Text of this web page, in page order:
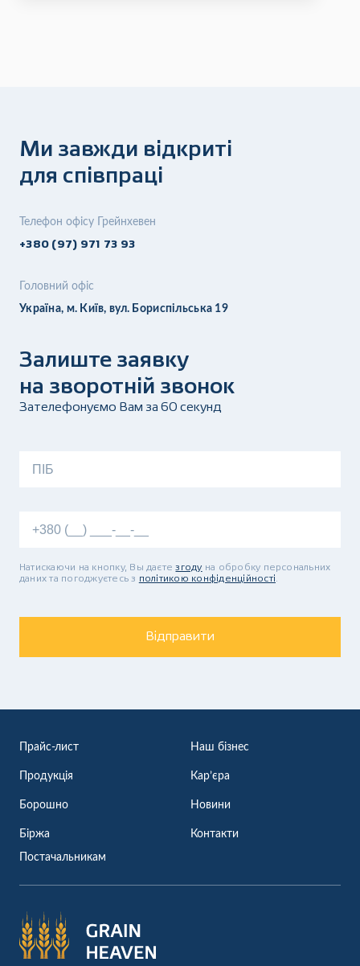
Ми завжди відкриті
для співпраці
Телефон офісу Грейнхевен
+380 (97) 971 73 93
Головний офіс
Україна, м. Київ, вул. Бориспільська 19
Залиште заявку
на зворотній звонок
Зателефонуємо Вам за 60 секунд
Натискаючи на кнопку, Вы даєтезгоду на обробку персональних
даних та погоджуєтесь з політикою конфіденційності.
Відправити
Прайс-лист
Продукція
Борошно
Біржа
Постачальникам
Наш бізнес
Кар’єра
Новини
Контакти